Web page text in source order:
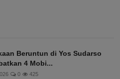
Beruntun di Yos Sudarso
4 Mobi...
0 425